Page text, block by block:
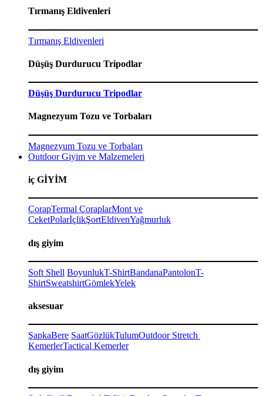
Tırmanış Eldivenleri
Tırmanış Eldivenleri
Düşüş Durdurucu Tripodlar
Düşüş Durdurucu Tripodlar
Magnezyum Tozu ve Torbaları
Magnezyum Tozu ve Torbaları
Outdoor Giyim ve Malzemeleri
iç GİYİM
ÇorapTermal ÇoraplarMont ve
CeketPolarİçlikŞortEldivenYağmurluk
dış giyim
Soft Shell BoyunlukT-ShirtBandanaPantolonT-
ShirtSweatshirtGömlekYelek
aksesuar
ŞapkaBere SaatGözlükTulumOutdoor Stretch
KemerlerTactical Kemerler
dış giyim